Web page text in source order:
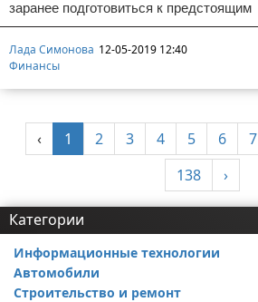
заранее подготовиться к предстоящим
Лада Симонова 12-05-2019 12:40
Финансы
‹ 1 2 3 4 5 6 7
138
›
Категории
Информационные технологии
Тесты и обзоры устройств
Автомобили
Ремонт авто
Строительство и ремонт